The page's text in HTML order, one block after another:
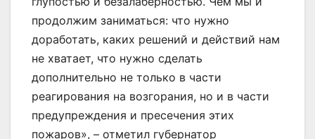
продолжим заниматься: что нужно
доработать, каких решений и действий нам
не хватает, что нужно сделать
дополнительно не только в части
реагирования на возгорания, но и в части
предупреждения и пресечения этих
пожаров», – отметил губернатор